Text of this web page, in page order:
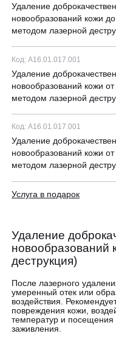
Оборудование
Программа
СМИ о нас
Блог
Образование
8 800 775 40 40
Удаление
новообразований кожи
методом лазерной
Код: A16.01.017.001
Удаление
новообразований кожи
методом лазерной
Код: A16.01.017.001
Удаление
новообразований кожи
методом лазерной
Услуга в подарок
Удаление
новообразований
деструкция)
После лазерного
умеренный отек или
воздействия.
повреждения кожи,
температур и
заживления.